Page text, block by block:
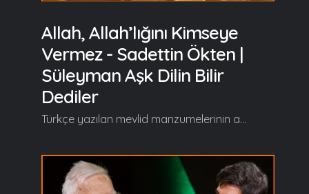
Allah, Allah’lığını Kimseye
Vermez - Sadettin Ökten |
Süleyman Aşk Dilin Bilir
Dediler
Türkçe yazılan mevlid manzumelerinin arasında özel bir yere sahip olan, Süleyman Çelebi’nin aşkla kaleme aldığı Vesîlet’ün Necât (Mevlid-i Şerif) eserini Prof. Dr. Sadettin Ökten’le birlikte "Süleyman Aşk Dilin Bilir Dediler" programında hem okuyup hem de şerh ediyoruz… Süleyman Aşk Dilin Bilir Dediler'in yeni bölümünde başlıca şunlar konuşuldu; Her kim ana erdi, erdi Tanrı’ya Tanrı dîdârını gördü bî-riyâ Ol durur maksûd-ı cümle cüz’ ü küll Muktedâ-yı âlem ü şâh-ı Rusül Pes Muhammeddür bu varlığa sebeb Cehd edip anın Rızâsın kıl taleb Serdar Tuncer: Efendim hoş geldiniz, safalar getirdiniz. Süleyman Çelebi hazretleri bu okuduğum beyitlerin en sonunda; "Pes Muhammeddür bu varlığa sebeb, Cehd edip anın Rızâsın kıl taleb" diyor. Ne demek efendim bu? Sadettin Ökten: Özü bu... Bütün varlığın, Peygamberlerin, Velilerin, Nebilerin, Halkın, Avamın, Havasın, Havas-ül Havasın, şimdi yeni tabirle seçkinlerin, efendim elitlerin hepsinin hayatının, istikametinin tevcih edildiği anahtar kelime; Cenab-ı Resulullah... Bu kadar. Gayet basit. Ve bütün sıkıntı cehd ile sıdk ile O'nun rızasını talep etmek... Bu. Yani O'nun rızasına talip olmak ve o rızayı kazanmak, şefaati kazanmak. Mevlid'in de başından beri (bu galiba 3. programımız) söylediği hadise; Allah adıyla başlayacağız, Cenab-ı Allah'ın sıfatlarını kısaca geçiyor sonra Hazreti Peygamber'e, nuruna, diğer bütün Peygamber'lere ve bütün insanların, geniş bir varlık insan dediğimiz küme ama hepsinin gayesi Hazreti Peygamber'in rızasını, şefaatini kazanmak, ona nail olmak. Bunun için de cehd etmek, sıdk ile onun rızasına talip olmak... Devamı videoda... Gelin, Beraber Yürüyelim...